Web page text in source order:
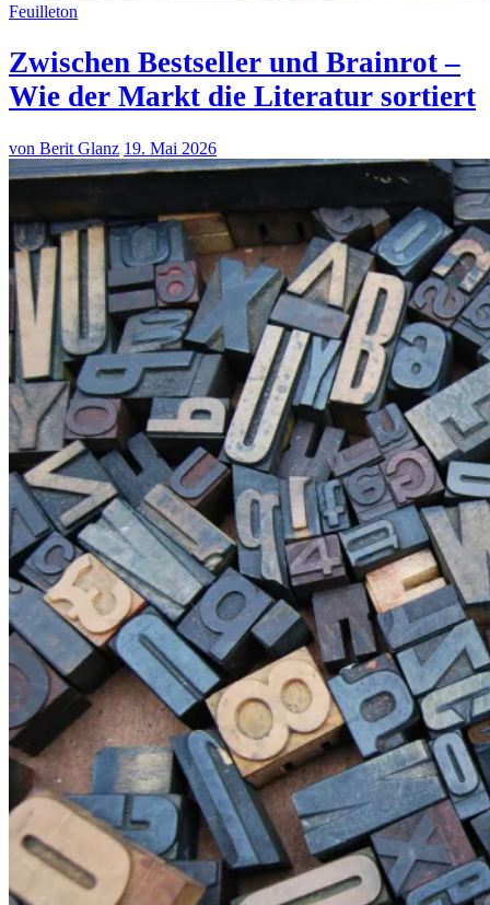
Feuilleton
Zwischen Bestseller und Brainrot –
Wie der Markt die Literatur sortiert
von Berit Glanz 19. Mai 2026